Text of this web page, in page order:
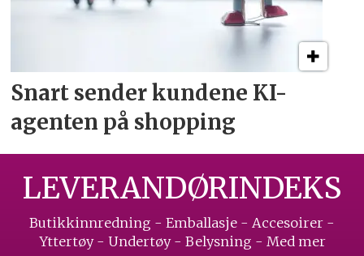
Snart sender kundene KI-
agenten på shopping
LEVERANDØRINDEKS
Butikkinnredning - Emballasje - Accesoirer -
Yttertøy - Undertøy - Belysning - Med mer